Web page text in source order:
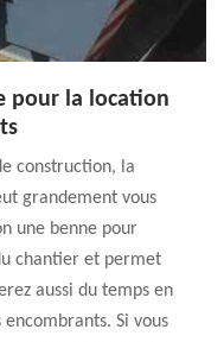
pour la location
construction, la
grandement vous
une benne pour
chantier et permet
aussi du temps en
Si vous